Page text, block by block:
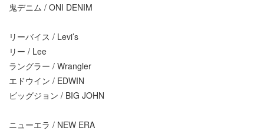
鬼デニム / ONI DENIM
リーバイス / Levi’s
リー / Lee
ラングラー / Wrangler
エドウイン / EDWIN
ビッグジョン / BIG JOHN
ニューエラ / NEW ERA